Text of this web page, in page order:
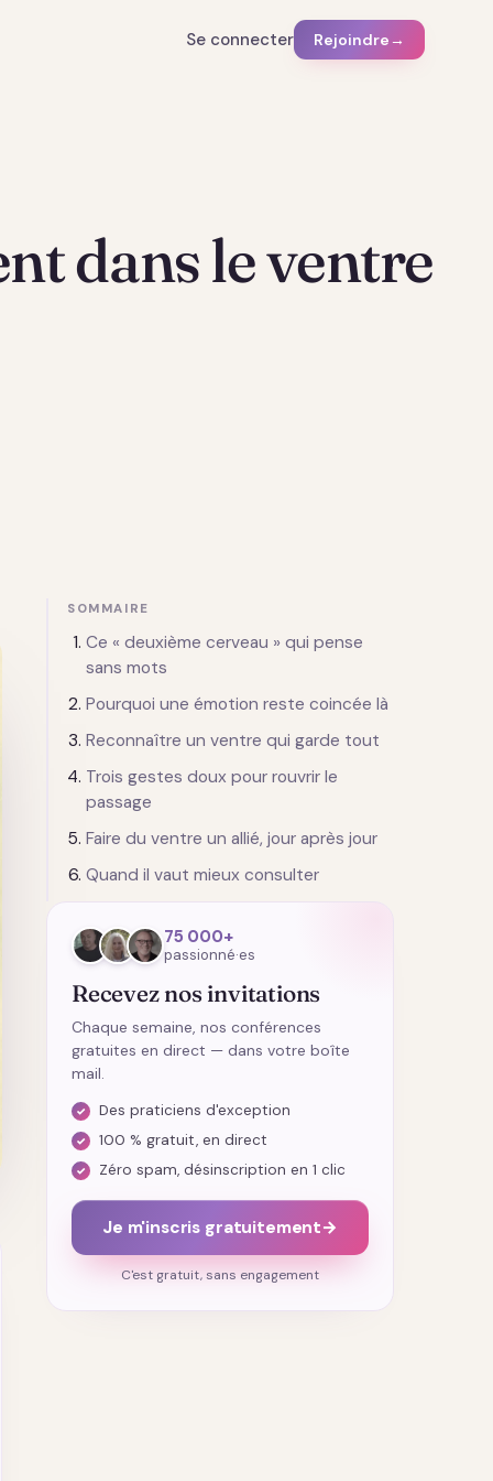
Se connecter Rejoindre →
dans le ventre
SOMMAIRE
Ce « deuxième cerveau » qui pense
sans mots
Pourquoi une émotion reste coincée là
Reconnaître un ventre qui garde tout
Trois gestes doux pour rouvrir le
passage
Faire du ventre un allié, jour après jour
Quand il vaut mieux consulter
75 000+
passionné·es
Recevez nos invitations
Chaque semaine, nos conférences
gratuites en direct — dans votre boîte
mail.
Des praticiens d'exception
100 % gratuit, en direct
Zéro spam, désinscription en 1 clic
Je m'inscris gratuitement→
C'est gratuit, sans engagement